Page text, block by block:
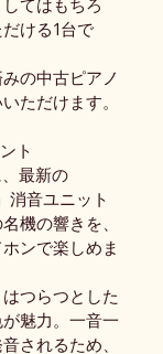
てはもちろ
ける1台で
の中古ピアノ
ただけます。
ト
最新の
消音ユニット
機の響きを、
ンで楽しめま
つらつとした
魅力。一音一
されるため、